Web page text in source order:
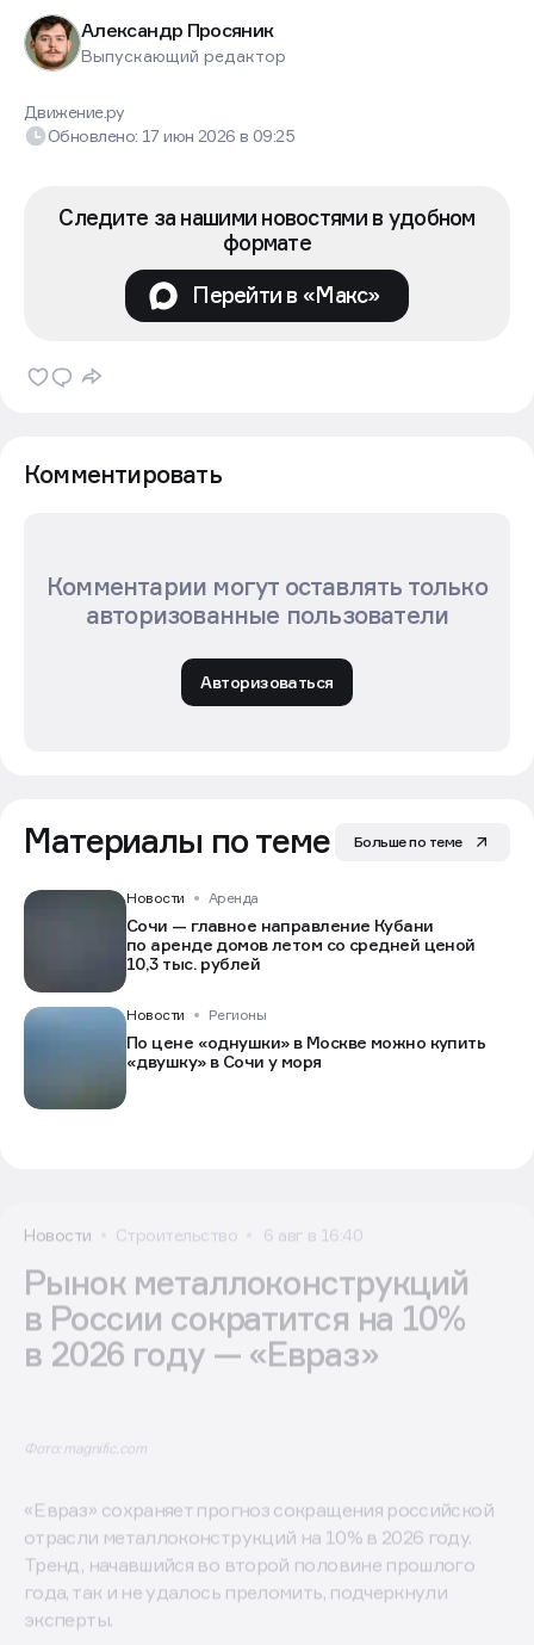
Александр Просяник
Выпускающий редактор
Движение.ру
Обновлено: 17 июн 2026в 09:25
Следите за нашими новостями в удобном
формате
Перейти в «Макс»
Комментировать
Комментарии могут оставлять только
авторизованные пользователи
Авторизоваться
Материалы по теме Больше по теме
Новости Аренда
Сочи — главное направление Кубани
по аренде домов летом со средней ценой
10,3 тыс. рублей
Новости Регионы
По цене «однушки» в Москве можно купить
«двушку» в Сочи у моря
Новости
Рынок металлоконструкций
в России сократится на 10%